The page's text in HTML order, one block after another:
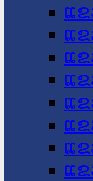
ແ
ແຂ
ແ
ແ
ແ
ແ
ແຂ
ແ